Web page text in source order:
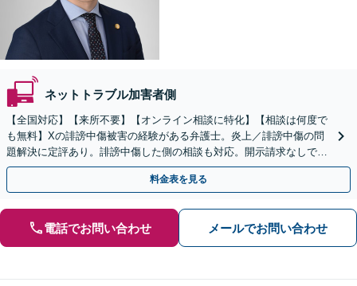
ネットトラブル加害者側
【全国対応】【来所不要】【オンライン相談に特化】【相談は何度で
も無料】Xの誹謗中傷被害の経験がある弁護士。炎上／誹謗中傷の問
題解決に定評あり。誹謗中傷した側の相談も対応。開示請求なしで本
人の特定ができる場合もあり。
料金表を見る
電話でお問い合わせ メールでお問い合わせ